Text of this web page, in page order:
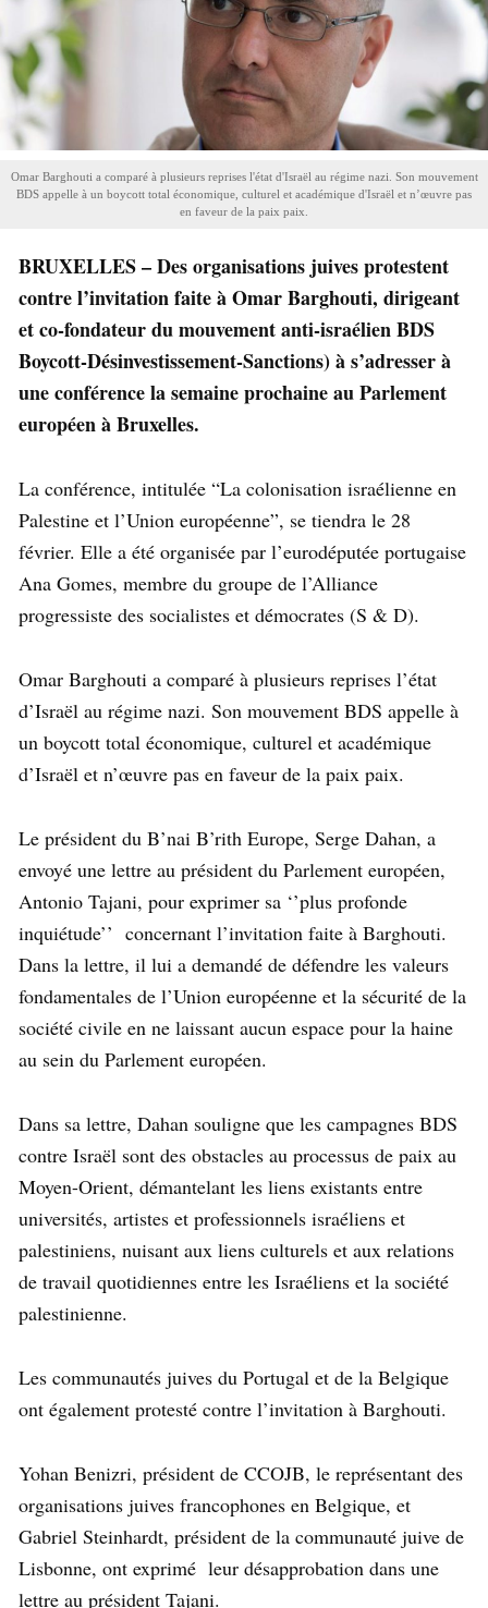
Omar Barghouti a comparé à plusieurs reprises l'état d'Israël au régime nazi. Son mouvement
BDS appelle à un boycott total économique, culturel et académique d'Israël et n’œuvre pas
en faveur de la paix paix.
BRUXELLES – Des organisations juives protestent
contre l’invitation faite à Omar Barghouti, dirigeant
et co-fondateur du mouvement anti-israélien BDS
Boycott-Désinvestissement-Sanctions) à s’adresser à
une conférence la semaine prochaine au Parlement
européen à Bruxelles.
La conférence, intitulée “La colonisation israélienne en
Palestine et l’Union européenne”, se tiendra le 28
février. Elle a été organisée par l’eurodéputée portugaise
Ana Gomes, membre du groupe de l’Alliance
progressiste des socialistes et démocrates (S & D).
Omar Barghouti a comparé à plusieurs reprises l’état
d’Israël au régime nazi. Son mouvement BDS appelle à
un boycott total économique, culturel et académique
d’Israël et n’œuvre pas en faveur de la paix paix.
Le président du B’nai B’rith Europe, Serge Dahan, a
envoyé une lettre au président du Parlement européen,
Antonio Tajani, pour exprimer sa ‘’plus profonde
inquiétude’’ concernant l’invitation faite à Barghouti.
Dans la lettre, il lui a demandé de défendre les valeurs
fondamentales de l’Union européenne et la sécurité de la
société civile en ne laissant aucun espace pour la haine
au sein du Parlement européen.
Dans sa lettre, Dahan souligne que les campagnes BDS
contre Israël sont des obstacles au processus de paix au
Moyen-Orient, démantelant les liens existants entre
universités, artistes et professionnels israéliens et
palestiniens, nuisant aux liens culturels et aux relations
de travail quotidiennes entre les Israéliens et la société
palestinienne.
Les communautés juives du Portugal et de la Belgique
ont également protesté contre l’invitation à Barghouti.
Yohan Benizri, président de CCOJB, le représentant des
organisations juives francophones en Belgique, et
Gabriel Steinhardt, président de la communauté juive de
Lisbonne, ont exprimé leur désapprobation dans une
lettre au président Tajani.